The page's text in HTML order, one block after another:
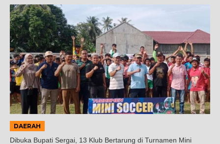
DAERAH
Dibuka Bupati Sergai, 13 Klub Bertarung di Turnamen Mini